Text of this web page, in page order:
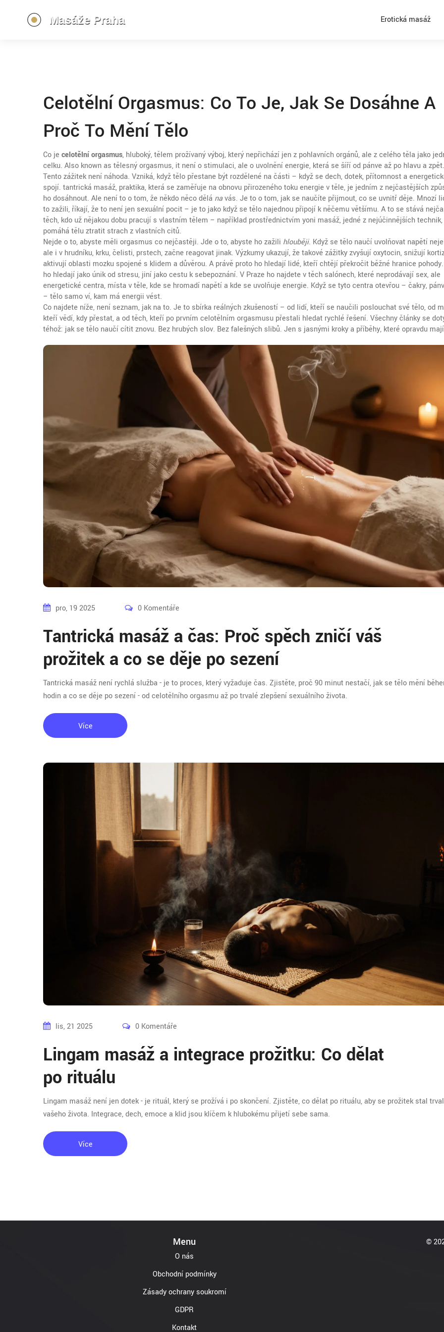
Erotická masáž
Celotělní Orgasmus: Co To Je, Jak Se Dosáhne A
Proč To Mění Tělo
Co je celotělní orgasmus, hluboký, tělem prožívaný výboj, který nepřichází jen z pohlavních orgánů, ale z celého těla jako
celku. Also known as tělesný orgasmus, it není o stimulaci, ale o uvolnění energie, která se šíří od pánve až po hlavu a zpět.
Tento zážitek není náhoda. Vzniká, když tělo přestane být rozdělené na části – když se dech, dotek, přítomnost a
spojí. tantrická masáž, praktika, která se zaměřuje na obnovu přirozeného toku energie v těle, je jedním z nejčastějších
ho dosáhnout. Ale není to o tom, že někdo něco dělá navás. Je to o tom, jak se naučíte přijmout, co se uvnitř děje. Mnozí
to zažili, říkají, že to není jen sexuální pocit – je to jako když se tělo najednou připojí k něčemu většímu. A to se stává
těch, kdo už nějakou dobu pracují s vlastním tělem – například prostřednictvím yoni masáž, jedné z nejúčinnějších
pomáhá tělu ztratit strach z vlastních citů.
Nejde o to, abyste měli orgasmus co nejčastěji. Jde o to, abyste ho zažili hlouběji. Když se tělo naučí uvolňovat napětí
ale i v hrudníku, krku, čelisti, prstech, začne reagovat jinak. Výzkumy ukazují, že takové zážitky zvyšují oxytocin, snižují
aktivují oblasti mozku spojené s klidem a důvěrou. A právě proto ho hledají lidé, kteří chtějí překročit běžné hranice
ho hledají jako únik od stresu, jiní jako cestu k sebepoznání. V Praze ho najdete v těch salónech, které neprodávají sex, ale
energetické centra, místa v těle, kde se hromadí napětí a kde se uvolňuje energie. Když se tyto centra otevřou – čakry,
– tělo samo ví, kam má energii vést.
Co najdete níže, není seznam, jak na to. Je to sbírka reálných zkušeností – od lidí, kteří se naučili poslouchat své tělo, od
kteří vědí, kdy přestat, a od těch, kteří po prvním celotělním orgasmusu přestali hledat rychlé řešení. Všechny články se
téhož: jak se tělo naučí cítit znovu. Bez hrubých slov. Bez falešných slibů. Jen s jasnými kroky a příběhy, které opravdu
pro, 19 2025 0 Komentáře
Tantrická masáž a čas: Proč spěch zničí váš
prožitek a co se děje po sezení
Tantrická masáž není rychlá služba - je to proces, který vyžaduje čas. Zjistěte, proč 90 minut nestačí, jak se tělo mění
hodin a co se děje po sezení - od celotělního orgasmu až po trvalé zlepšení sexuálního života.
Více
lis, 21 2025 0 Komentáře
Lingam masáž a integrace prožitku: Co dělat
po rituálu
Lingam masáž není jen dotek - je rituál, který se prožívá i po skončení. Zjistěte, co dělat po rituálu, aby se prožitek stal
vašeho života. Integrace, dech, emoce a klid jsou klíčem k hlubokému přijetí sebe sama.
Více
Menu
O nás
Obchodní podmínky
Zásady ochrany soukromí
GDPR
Kontakt
©